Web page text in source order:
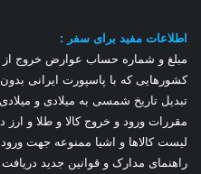
اطلاعات مفید برای سفر :
مبلغ و شماره حساب عوارض خروج از
کشورهایی که با پاسپورت ایرانی بدون
تبدیل تاریخ شمسی به میلادی و
مقررات ورود و خروج کالا و طلا و ارز
لیست کالاها و اشیا ممنوعه جهت
راهنمای مدارک و قوانین جدید